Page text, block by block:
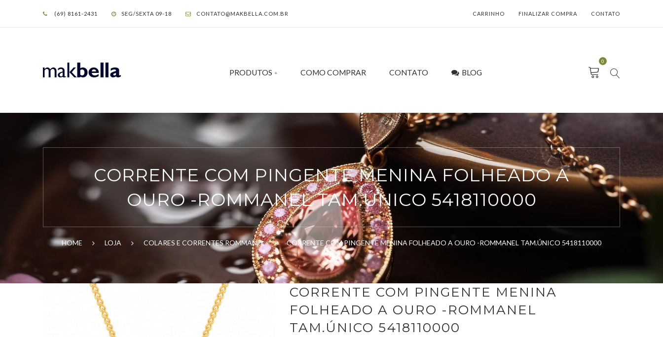
(69) 8161-2431 SEG/SEXTA 09-18 CONTATO@MAKBELLA.COM.BR CARRINHO FINALIZAR COMPRA CONTATO
PRODUTOS COMO COMPRAR CONTATO BLOG
0
CORRENTE COM PINGENTE MENINA FOLHEADO A
OURO -ROMMANEL TAM.ÚNICO 5418110000
HOME LOJA COLARES E CORRENTES ROMMANEL CORRENTE COM PINGENTE MENINA FOLHEADO A OURO -ROMMANEL TAM.ÚNICO 5418110000
CORRENTE COM PINGENTE MENINA
FOLHEADO A OURO -ROMMANEL
TAM.ÚNICO 5418110000